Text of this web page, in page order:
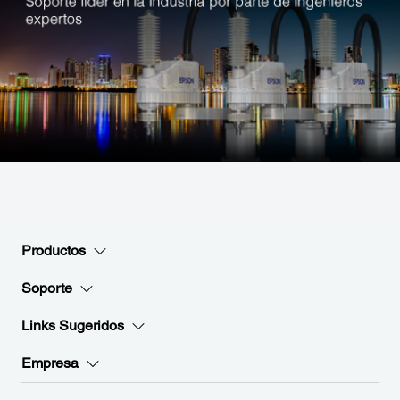
Productos
Soporte
Links Sugeridos
Empresa